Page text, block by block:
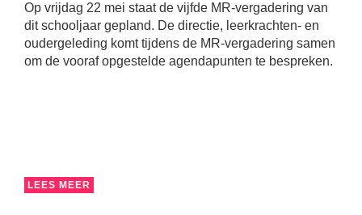
Op vrijdag 22 mei staat de vijfde MR-vergadering van
dit schooljaar gepland. De directie, leerkrachten- en
oudergeleding komt tijdens de MR-vergadering samen
om de vooraf opgestelde agendapunten te bespreken.
LEES MEER